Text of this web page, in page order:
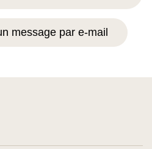
message par e-mail